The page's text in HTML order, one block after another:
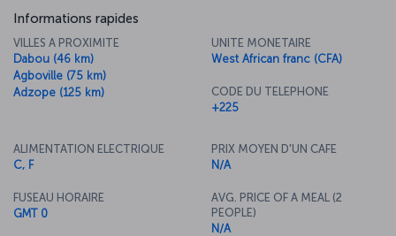
Informations rapides
VILLES A PROXIMITE
Dabou (46 km)
Agboville (75 km)
Adzope (125 km)
UNITE MONETAIRE
West African franc (CFA)
CODE DU TELEPHONE
+225
ALIMENTATION ELECTRIQUE
C, F
FUSEAU HORAIRE
GMT 0
PRIX MOYEN D'UN CAFE
N/A
AVG. PRICE OF A MEAL (2
PEOPLE)
N/A